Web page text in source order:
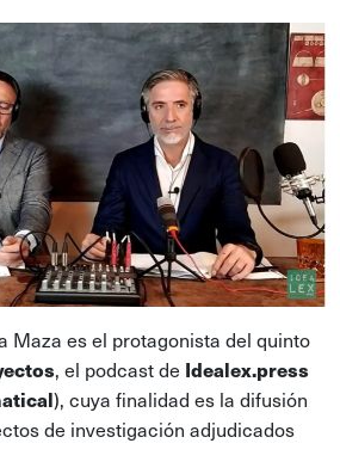
Maza es el protagonista del quinto
, el podcast de Idealex.press
), cuya finalidad es la difusión
de investigación adjudicados